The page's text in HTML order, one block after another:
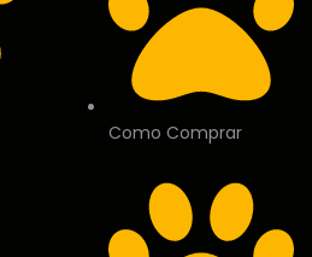
Como Comprar